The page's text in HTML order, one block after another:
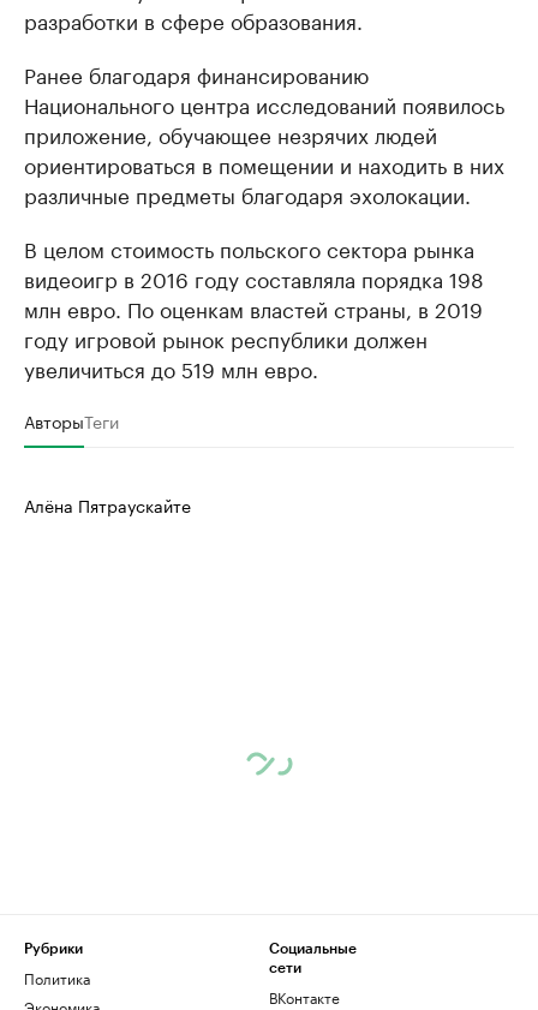
разработки в сфере образования.
Ранее благодаря финансированию
Национального центра исследований появилось
приложение, обучающее незрячих людей
ориентироваться в помещении и находить в них
различные предметы благодаря эхолокации.
В целом стоимость польского сектора рынка
видеоигр в 2016 году составляла порядка 198
млн евро. По оценкам властей страны, в 2019
году игровой рынок республики должен
увеличиться до 519 млн евро.
АвторыТеги
Алёна Пятраускайте
Рубрики
Политика
Социальные
сети
ВКонтакте